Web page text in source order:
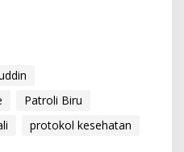
Patroli Biru
protokol kesehatan